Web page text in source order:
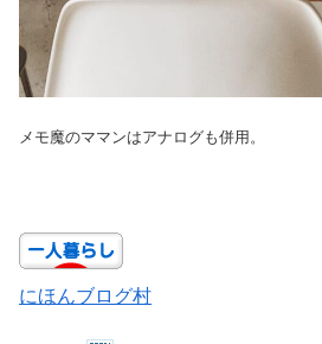
メモ魔のママンはアナログも併用。
にほんブログ村